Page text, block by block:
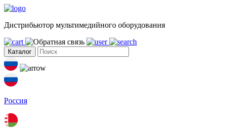
Дистрибьютор мультимедийного оборудования
Каталог
Россия